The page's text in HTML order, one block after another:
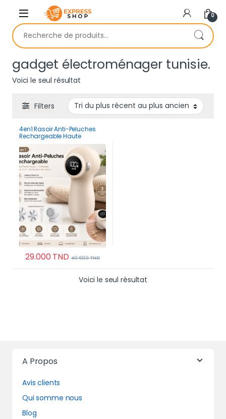
Skip to navigation
Skip to content
0
Recherche pour :
gadget électroménager tunisie.
Voici le seul résultat
Filters
4en1 Rasoir Anti-Peluches
Rechargeable Haute
Performance – 3 Vitesses &
Écran LCD, Protection des
Tissus
29.000TND 40.600TND
Voici le seul résultat
A Propos
Avis clients
Qui somme nous
Blog